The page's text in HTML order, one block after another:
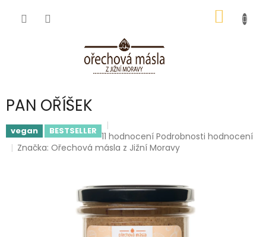
KOŠÍK
PAN OŘÍŠEK
vegan BESTSELLER Průměrné
hodnocení
z
5
hvězdiček.
11 hodnocení Podrobnosti hodnocení
Značka:Ořechová másla z Jižní Moravy